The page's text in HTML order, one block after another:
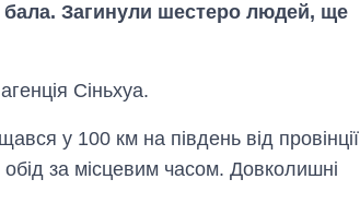
бала. Загинули шестеро людей, ще
Сіньхуа.
у 100 км на південь від провінції
за місцевим часом. Довколишні